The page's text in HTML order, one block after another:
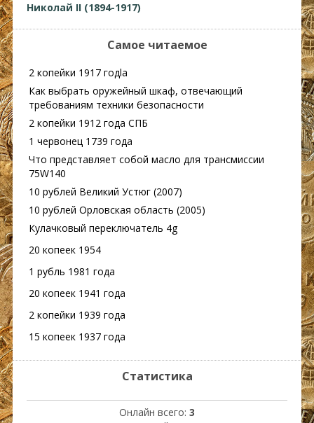
Николай II (1894-1917)
Самое читаемое
2 копейки 1917 годlа
Как выбрать оружейный шкаф, отвечающий
требованиям техники безопасности
2 копейки 1912 года СПБ
1 червонец 1739 года
Что представляет собой масло для трансмиссии
75W140
10 рублей Великий Устюг (2007)
10 рублей Орловская область (2005)
Кулачковый переключатель 4g
20 копеек 1954
1 рубль 1981 года
20 копеек 1941 года
2 копейки 1939 года
15 копеек 1937 года
Статистика
Онлайн всего: 3